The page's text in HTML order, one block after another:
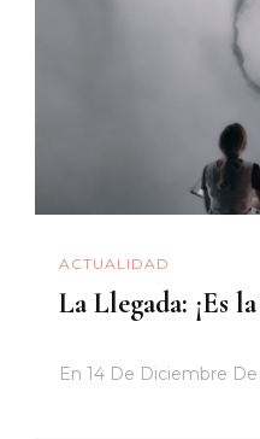
ACTUALIDAD
La Llegada: ¡Es
En 14 De Diciembre De